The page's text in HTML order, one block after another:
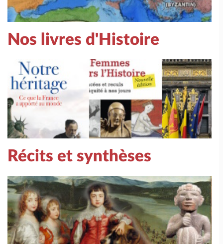
Nos livres d'Histoire
Récits et synthèses